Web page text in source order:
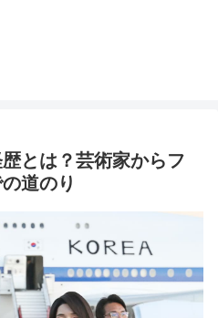
とは？芸術家からフ
道のり